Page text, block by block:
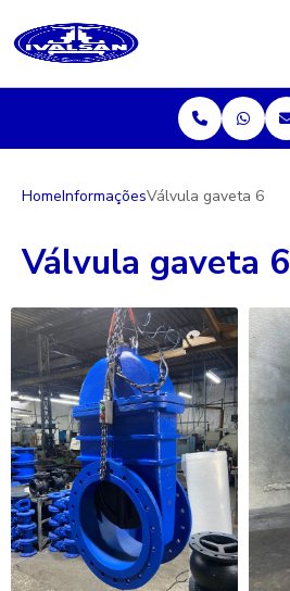
HomeInformaçõesVálvula gaveta 6
Válvula gaveta 6